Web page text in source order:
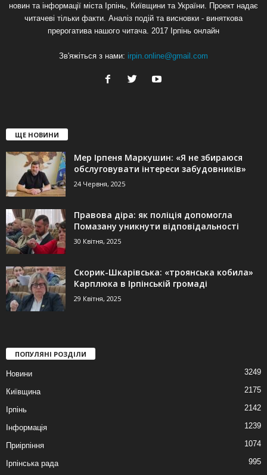
новин та інформації міста Ірпінь, Київщини та України. Проект надає
читачеві тільки факти. Аналіз подій та висновки - виняткова
прерогатива нашого читача. 2017 Ірпінь онлайн
Зв'яжіться з нами: irpin.online@gmail.com
ЩЕ НОВИНИ
Мер Ірпеня Маркушин: «Я не збираюся
обслуговувати інтереси забудовників»
24 Червня, 2025
Правова діра: як поліція допомогла
Помазану уникнути відповідальності
30 Квітня, 2025
Скорик-Шкарівська: «троянська кобила»
Карплюка в Ірпінській громаді
29 Квітня, 2025
ПОПУЛЯНІ РОЗДІЛИ
Новини 3249
Київщина 2175
Ірпінь 2142
Інформація 1239
Приірпіння 1074
Ірпінська рада 995